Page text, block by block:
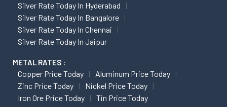
Silver Rate Today In Hyderabad
Silver Rate Today In Bangalore
Silver Rate Today In Chennai
Silver Rate Today In Jaipur
METAL RATES :
Copper Price Today
Aluminum Price Today
Zinc Price Today
Nickel Price Today
Iron Ore Price Today
Tin Price Today